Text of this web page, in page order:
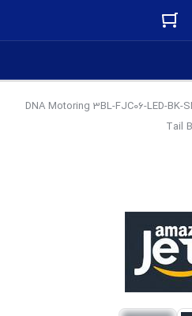
/ DNA Motoring 3BL-FJC06-LED-BK-
Tail